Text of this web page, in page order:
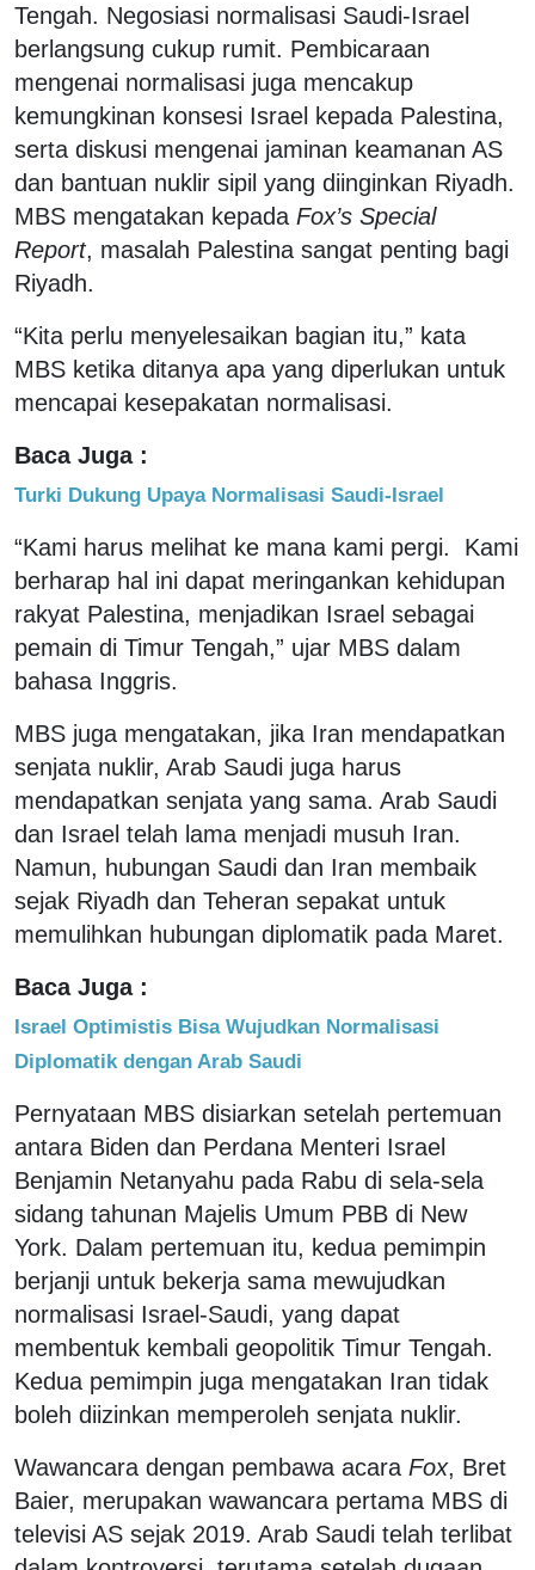
Tengah. Negosiasi normalisasi Saudi-Israel
berlangsung cukup rumit. Pembicaraan
mengenai normalisasi juga mencakup
kemungkinan konsesi Israel kepada Palestina,
serta diskusi mengenai jaminan keamanan AS
dan bantuan nuklir sipil yang diinginkan Riyadh.
MBS mengatakan kepada Fox’s Special
Report, masalah Palestina sangat penting bagi
Riyadh.
“Kita perlu menyelesaikan bagian itu,” kata
MBS ketika ditanya apa yang diperlukan untuk
mencapai kesepakatan normalisasi.
Baca Juga :
Turki Dukung Upaya Normalisasi Saudi-Israel
“Kami harus melihat ke mana kami pergi. Kami
berharap hal ini dapat meringankan kehidupan
rakyat Palestina, menjadikan Israel sebagai
pemain di Timur Tengah,” ujar MBS dalam
bahasa Inggris.
MBS juga mengatakan, jika Iran mendapatkan
senjata nuklir, Arab Saudi juga harus
mendapatkan senjata yang sama. Arab Saudi
dan Israel telah lama menjadi musuh Iran.
Namun, hubungan Saudi dan Iran membaik
sejak Riyadh dan Teheran sepakat untuk
memulihkan hubungan diplomatik pada Maret.
Baca Juga :
Israel Optimistis Bisa Wujudkan Normalisasi
Diplomatik dengan Arab Saudi
Pernyataan MBS disiarkan setelah pertemuan
antara Biden dan Perdana Menteri Israel
Benjamin Netanyahu pada Rabu di sela-sela
sidang tahunan Majelis Umum PBB di New
York. Dalam pertemuan itu, kedua pemimpin
berjanji untuk bekerja sama mewujudkan
normalisasi Israel-Saudi, yang dapat
membentuk kembali geopolitik Timur Tengah.
Kedua pemimpin juga mengatakan Iran tidak
boleh diizinkan memperoleh senjata nuklir.
Wawancara dengan pembawa acara Fox, Bret
Baier, merupakan wawancara pertama MBS di
televisi AS sejak 2019. Arab Saudi telah terlibat